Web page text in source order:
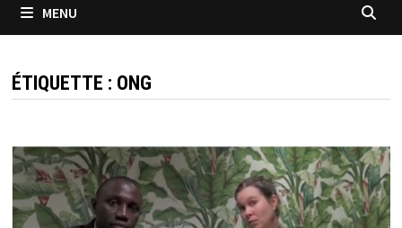
MENU
ÉTIQUETTE : ONG